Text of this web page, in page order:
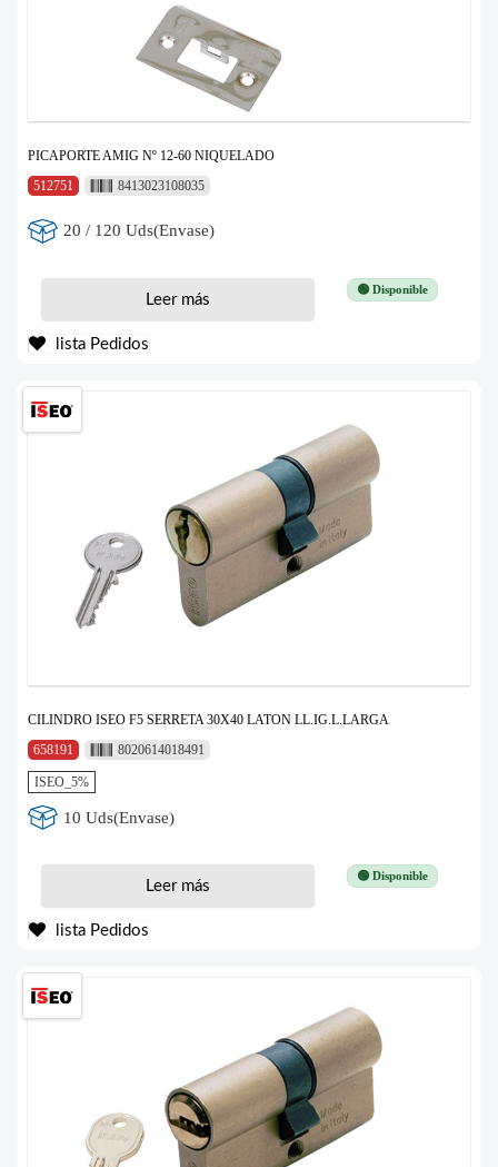
PICAPORTE AMIG Nº 12-60 NIQUELADO
512751
8413023108035
20 / 120 Uds(Envase)
🟢 Disponible
Leer más
lista Pedidos
CILINDRO ISEO F5 SERRETA 30X40 LATON LL.IG.L.LARGA
658191
8020614018491
ISEO_5%
10 Uds(Envase)
🟢 Disponible
Leer más
lista Pedidos